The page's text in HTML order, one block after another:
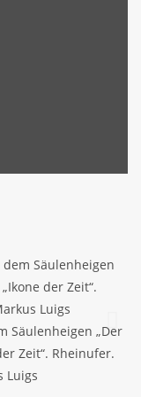
Säulenheigen „Der
Zeit“. Rheinufer.
Luigs